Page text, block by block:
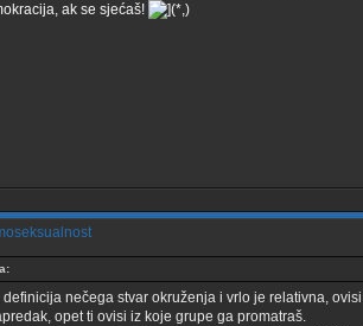
ak se sjećaš!
nečega stvar okruženja i vrlo je relativna,
opet ti ovisi iz koje grupe ga promatraš.